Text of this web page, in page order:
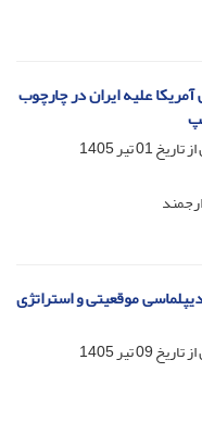
علیه ایران در چارچوب
تاریخ01 تیر 1405
موقعیتی و استراتژی
تاریخ09 تیر 1405